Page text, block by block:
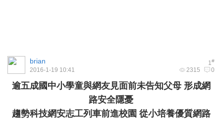
1#
brian
2315 0
2016-1-19 10:41
逾五成國中小學童與網友見面前未告知父母 形成網
路安全隱憂
趨勢科技網安志工列車前進校園 從小培養優質網路